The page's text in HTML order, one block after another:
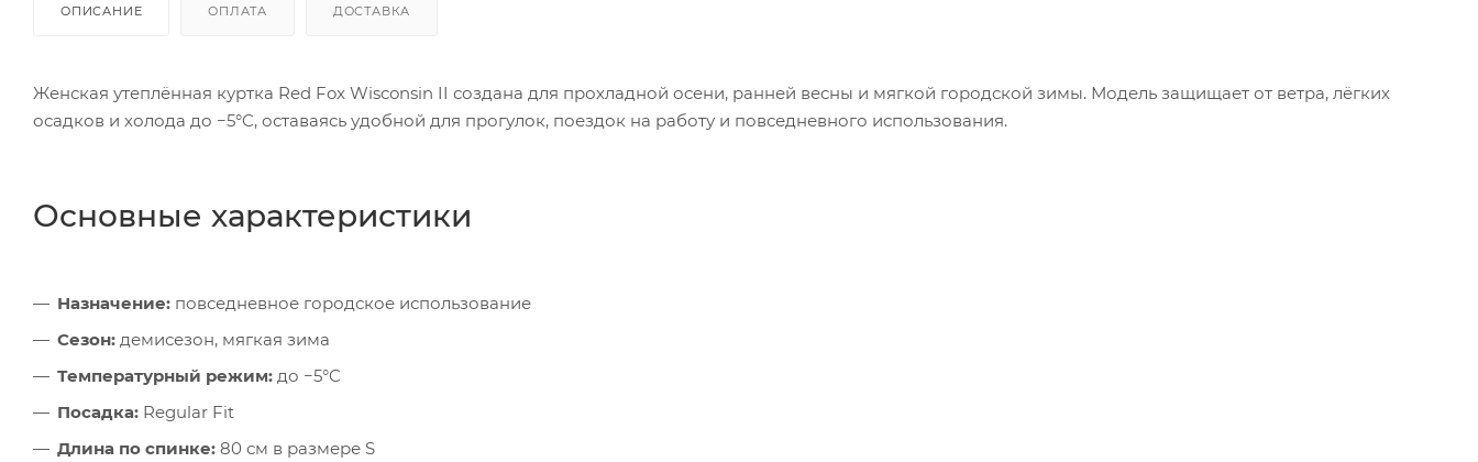
ОПИСАНИЕ ОПЛАТА ДОСТАВКА
Женская утеплённая куртка Red Fox Wisconsin II создана для прохладной осени, ранней весны и мягкой городской зимы. Модель защищает от ветра, лёгких
осадков и холода до −5°C, оставаясь удобной для прогулок, поездок на работу и повседневного использования.
Основные характеристики
Назначение: повседневное городское использование
Сезон: демисезон, мягкая зима
Температурный режим: до −5°C
Посадка: Regular Fit
Длина по спинке: 80 см в размере S